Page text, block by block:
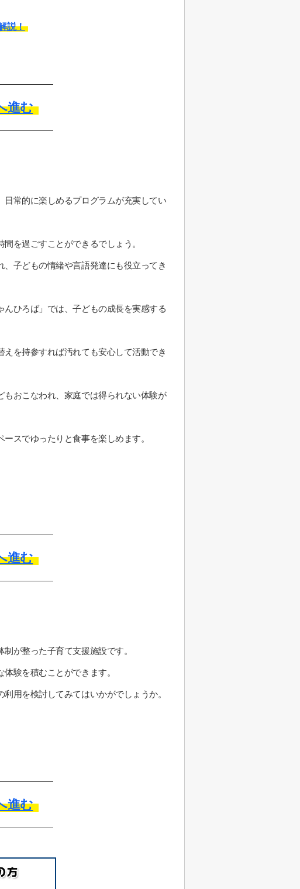
説！
進む
日常的に楽しめるプログラムが充実してい
を過ごすことができるでしょう。
子どもの情緒や言語発達にも役立ってき
ひろば」では、子どもの成長を実感する
を持参すれば汚れても安心して活動でき
おこなわれ、家庭では得られない体験が
スでゆったりと食事を楽しめます。
進む
が整った子育て支援施設です。
験を積むことができます。
用を検討してみてはいかがでしょうか。
進む